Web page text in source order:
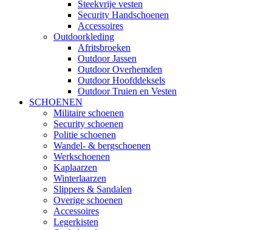
Steekvrije vesten
Security Handschoenen
Accessoires
Outdoorkleding
Afritsbroeken
Outdoor Jassen
Outdoor Overhemden
Outdoor Hoofddeksels
Outdoor Truien en Vesten
SCHOENEN
Militaire schoenen
Security schoenen
Politie schoenen
Wandel- & bergschoenen
Werkschoenen
Kaplaarzen
Winterlaarzen
Slippers & Sandalen
Overige schoenen
Accessoires
Legerkisten